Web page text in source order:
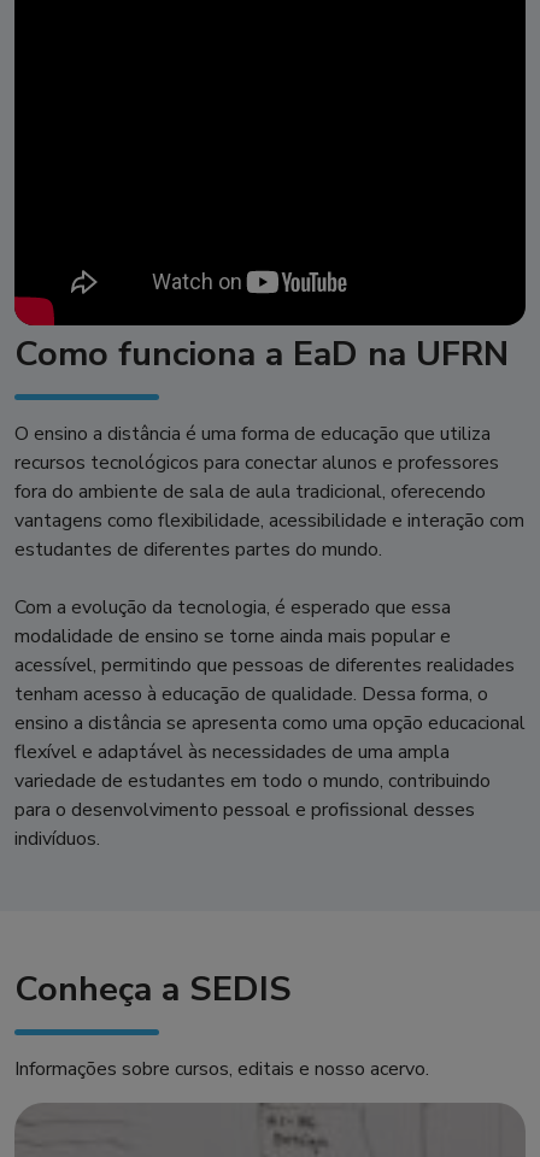
Como funciona a EaD na UFRN
O ensino a distância é uma forma de educação que utiliza
recursos tecnológicos para conectar alunos e professores
fora do ambiente de sala de aula tradicional, oferecendo
vantagens como flexibilidade, acessibilidade e interação com
estudantes de diferentes partes do mundo.
Com a evolução da tecnologia, é esperado que essa
modalidade de ensino se torne ainda mais popular e
acessível, permitindo que pessoas de diferentes realidades
tenham acesso à educação de qualidade. Dessa forma, o
ensino a distância se apresenta como uma opção educacional
flexível e adaptável às necessidades de uma ampla
variedade de estudantes em todo o mundo, contribuindo
para o desenvolvimento pessoal e profissional desses
indivíduos.
Conheça a SEDIS
Informações sobre cursos, editais e nosso acervo.